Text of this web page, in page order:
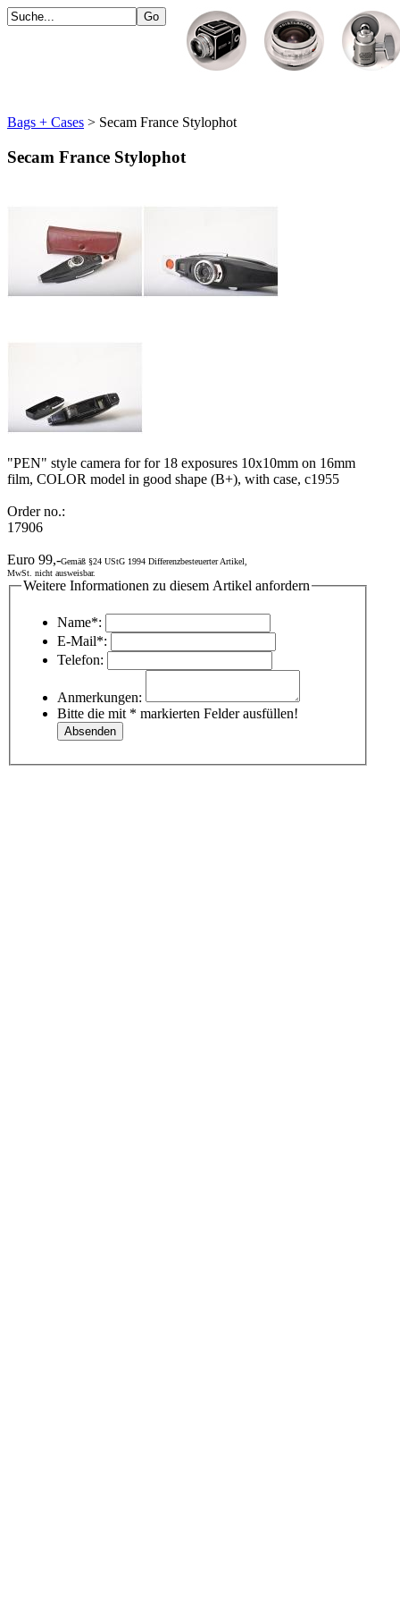
Bags + Cases > Secam France Stylophot
Secam France Stylophot
"PEN" style camera for for 18 exposures 10x10mm on 16mm
film, COLOR model in good shape (B+), with case, c1955
Order no.:
17906
Euro 99,-Gemäß §24 UStG 1994 Differenzbesteuerter Artikel,
MwSt. nicht ausweisbar.
Weitere Informationen zu diesem Artikel anfordern
Name*:
E-Mail*:
Telefon:
Anmerkungen:
Bitte die mit * markierten Felder ausfüllen!